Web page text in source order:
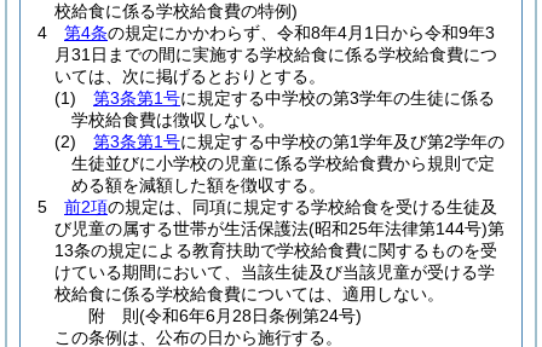
校給食に係る学校給食費の特例)
4
第4条の規定にかかわらず、令和8年4月1日から令和9年3
月31日までの間に実施する学校給食に係る学校給食費につ
いては、次に掲げるとおりとする。
(1)
第3条第1号に規定する中学校の第3学年の生徒に係る
学校給食費は徴収しない。
(2)
第3条第1号に規定する中学校の第1学年及び第2学年の
生徒並びに小学校の児童に係る学校給食費から規則で定
める額を減額した額を徴収する。
5
前2項の規定は、同項に規定する学校給食を受ける生徒及
び児童の属する世帯が生活保護法(昭和25年法律第144号)第
13条の規定による教育扶助で学校給食費に関するものを受
けている期間において、当該生徒及び当該児童が受ける学
校給食に係る学校給食費については、適用しない。
附 則(令和6年6月28日条例第24号)
この条例は、公布の日から施行する。